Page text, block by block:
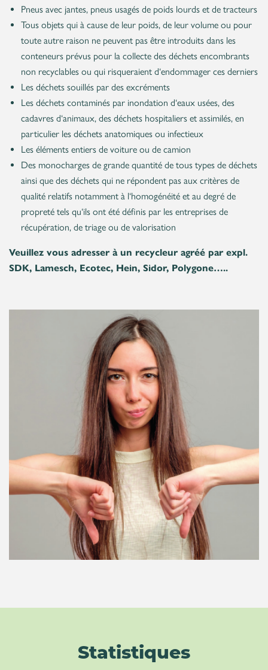
Pneus avec jantes, pneus usagés de poids lourds et de tracteurs
Tous objets qui à cause de leur poids, de leur volume ou pour
toute autre raison ne peuvent pas être introduits dans les
conteneurs prévus pour la collecte des déchets encombrants
non recyclables ou qui risqueraient d‘endommager ces derniers
Les déchets souillés par des excréments
Les déchets contaminés par inondation d‘eaux usées, des
cadavres d‘animaux, des déchets hospitaliers et assimilés, en
particulier les déchets anatomiques ou infectieux
Les éléments entiers de voiture ou de camion
Des monocharges de grande quantité de tous types de déchets
ainsi que des déchets qui ne répondent pas aux critères de
qualité relatifs notamment à l‘homogénéité et au degré de
propreté tels qu‘ils ont été définis par les entreprises de
récupération, de triage ou de valorisation
Veuillez vous adresser à un recycleur agréé par expl.
SDK, Lamesch, Ecotec, Hein, Sidor, Polygone…..
Statistiques